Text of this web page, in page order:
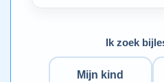
Ik zoek
Mijn kind